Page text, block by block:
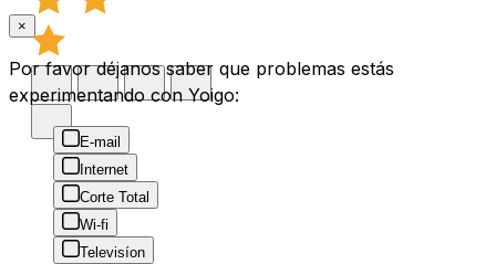
×
Por favor déjanos saber que problemas estás
experimentando con Yoigo:
E-mail
Internet
Corte Total
Wi-fi
Televisíon